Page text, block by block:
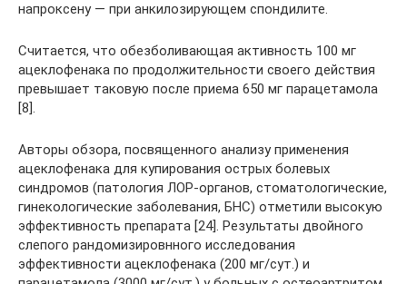
напроксену — при анкилозирующем спондилите.
Считается, что обезболивающая активность 100 мг
ацеклофенака по продолжительности своего действия
превышает таковую после приема 650 мг парацетамола
[8].
Авторы обзора, посвященного анализу применения
ацеклофенака для купирования острых болевых
синдромов (патология ЛОР-органов, стоматологические,
гинекологические заболевания, БНС) отметили высокую
эффективность препарата [24]. Результаты двойного
слепого рандомизировнного исследования
эффективности ацеклофенака (200 мг/сут.) и